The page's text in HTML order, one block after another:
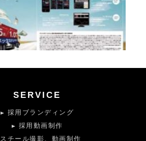
SERVICE
採用ブランディング
採用動画制作
スチール撮影、動画制作